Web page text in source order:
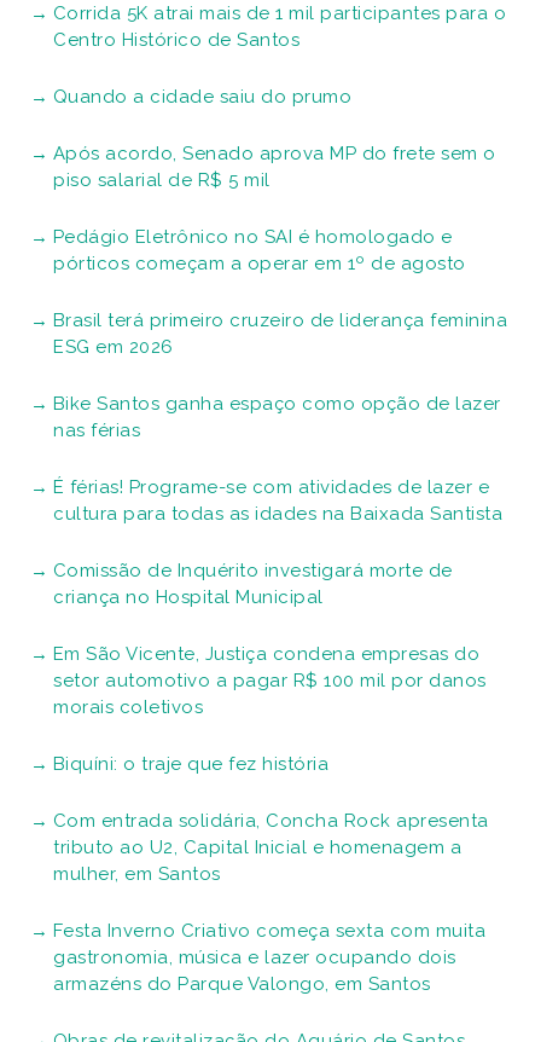
Corrida 5K atrai mais de 1 mil participantes para o
Centro Histórico de Santos
Quando a cidade saiu do prumo
Após acordo, Senado aprova MP do frete sem o
piso salarial de R$ 5 mil
Pedágio Eletrônico no SAI é homologado e
pórticos começam a operar em 1º de agosto
Brasil terá primeiro cruzeiro de liderança feminina
ESG em 2026
Bike Santos ganha espaço como opção de lazer
nas férias
É férias! Programe-se com atividades de lazer e
cultura para todas as idades na Baixada Santista
Comissão de Inquérito investigará morte de
criança no Hospital Municipal
Em São Vicente, Justiça condena empresas do
setor automotivo a pagar R$ 100 mil por danos
morais coletivos
Biquíni: o traje que fez história
Com entrada solidária, Concha Rock apresenta
tributo ao U2, Capital Inicial e homenagem a
mulher, em Santos
Festa Inverno Criativo começa sexta com muita
gastronomia, música e lazer ocupando dois
armazéns do Parque Valongo, em Santos